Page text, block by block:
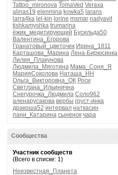
Tattoo_mironova TomaVed Veraxa
alinas19 elenmina kowka5 larans
larra4ka lel-kin lorine msmar nadyavit
tishkamyshka trumarina
ёжик_медитирующий Бусильда50
Валентина_Егорова
Гранатовый_цветочек Ирина_1811
Карташова_Марина Лена-Бирюсинка
Лилия_Плакунова
Людмила_Мяготина Мама_Соня_Я
МарияСоколова Наташа_НН
Ольга_Викторовна_ОК Роси
Светлана_Ильинична
Снегурочка_Людмила Соло962
аленарусакова вербы груст-инка
дракоша52 интервал наткасин
пани_Катарина сыненок чара
Сообщества
Участник сообществ
(Всего в списке: 1)
Неизвестная_Планета